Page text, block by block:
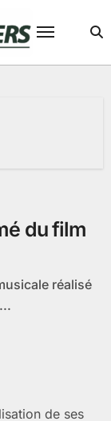
du film
de ses